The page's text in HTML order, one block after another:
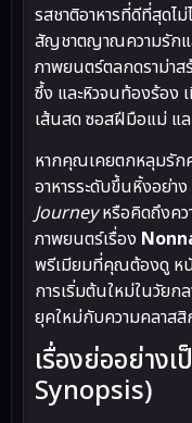
รสชาติอาหารที่ดีที่สุดไ
สัญชาตญาณความรักแ
ภาพยนตร์ตลกดราม่าส
ซึ้ง และหิวจนท้องร้อง
เส้นสด ซอสฝีมือแม่ แ
หากคุณเคยตกหลุมรัก
อาหารระดับขึ้นหิ้งอย่าง
Journeyหรือคิดถึงค
ภาพยนตร์เรื่อง
พรีเมียมที่คุณต้องดู ห
การเริ่มต้นใหม่ในวัย
ยุคใหม่กับความคลาสสิ
เรื่องย่ออย่าง
Synopsis)